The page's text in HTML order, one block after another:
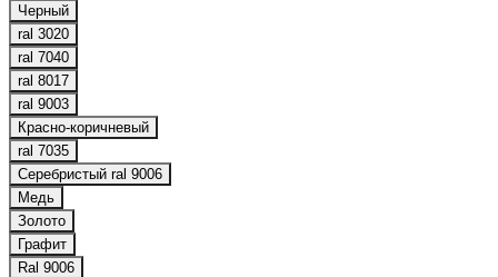
Черный
ral 3020
ral 7040
ral 8017
ral 9003
Красно-коричневый
ral 7035
Серебристый ral 9006
Медь
Золото
Графит
Ral 9006